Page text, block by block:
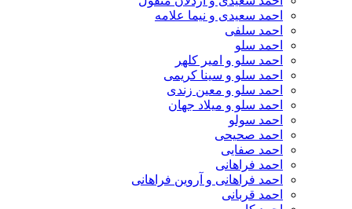
احمد سعیدی و نیما علامه
احمد سلفی
احمد سلو
احمد سلو و امیر کلهر
احمد سلو و سینا کریمی
احمد سلو و معین زندی
احمد سلو و میلاد جهان
احمد سولو
احمد صحیحی
احمد صفایی
احمد فراهانی
احمد فراهانی و آروین فراهانی
احمد قربانی